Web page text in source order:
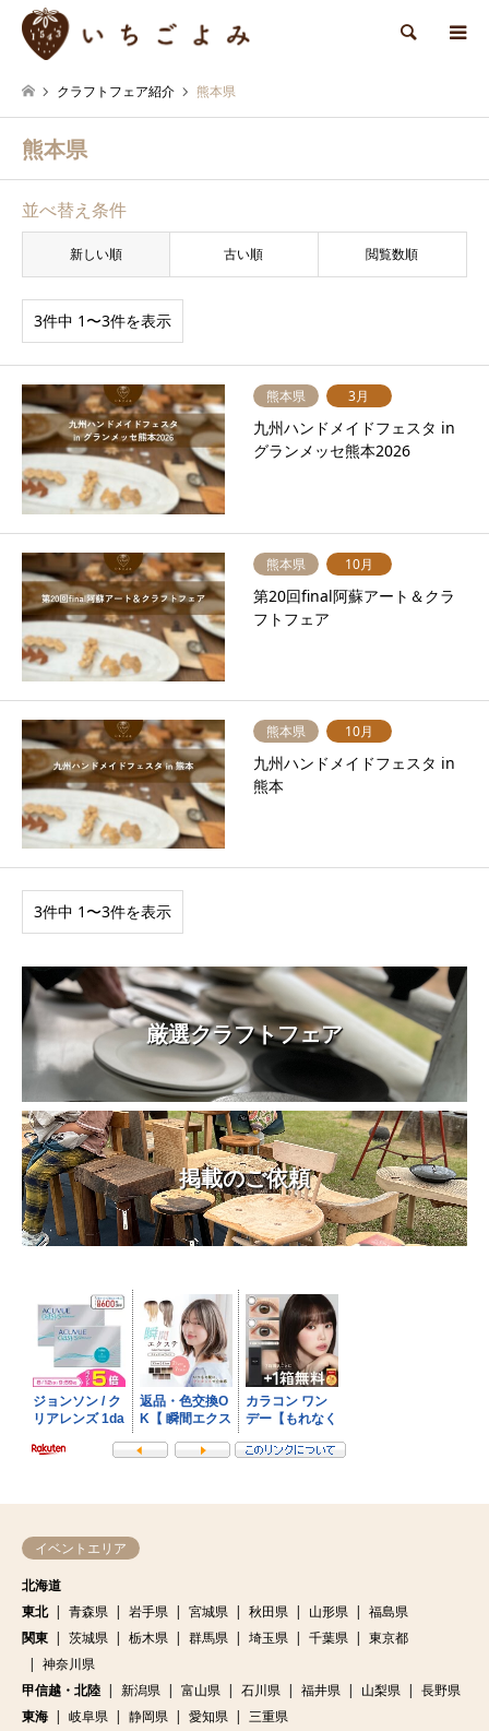
検索
クラフトフェア紹介 熊本県
熊本県
並べ替え条件
新しい順 古い順 閲覧数順
3件中 1〜3件を表示
熊本県 3月
九州ハンドメイドフェスタ in
グランメッセ熊本2026
熊本県 10月
第20回final阿蘇アート＆クラ
フトフェア
熊本県 10月
九州ハンドメイドフェスタ in
熊本
3件中 1〜3件を表示
厳選クラフトフェア
掲載のご依頼
イベントエリア
北海道
東北
青森県 岩手県 宮城県 秋田県 山形県
福島県
関東
茨城県 栃木県 群馬県 埼玉県 千葉県
東京都
神奈川県
甲信越・北陸
新潟県 富山県 石川県 福井県 山梨県
長野県
東海
岐阜県 静岡県 愛知県
三重県